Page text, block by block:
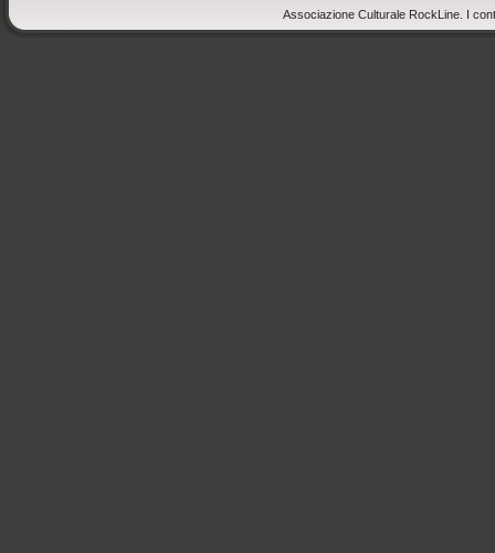
Associazione Culturale RockLine. I